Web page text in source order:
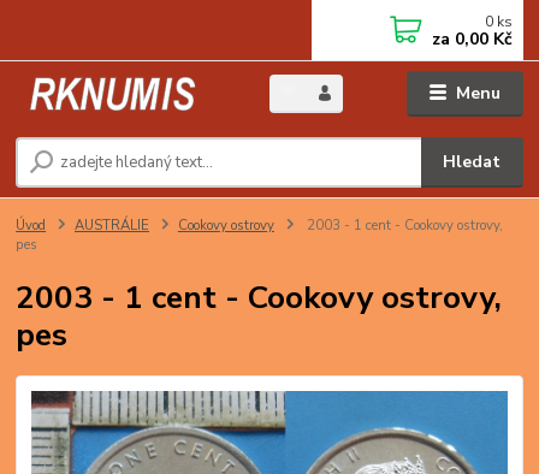
Menu
Hledat
0 ks
za 0,00 Kč
Úvod AUSTRÁLIE Cookovy ostrovy
2003 - 1 cent - Cookovy ostrovy,
pes
2003 - 1 cent - Cookovy ostrovy,
pes